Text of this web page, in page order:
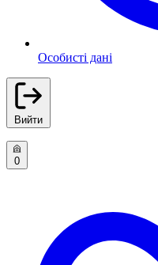
Особисті дані
Вийти
0